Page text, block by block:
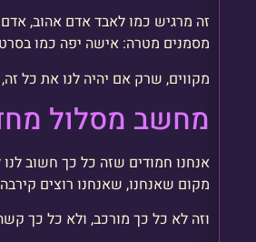
זה מרגיש כמו לאבד אדם אהוב,
מסמנים מטרה: אישה יפה כמו
מקווים, שרק אם יהיה לנו את כל
מחשב מסלול
אנחנו חמודים שזה כל כך חשוב
מקום שאנחנו, שאנחנו רוצים
וזה לא כל כך מורכב, ולא כל כך